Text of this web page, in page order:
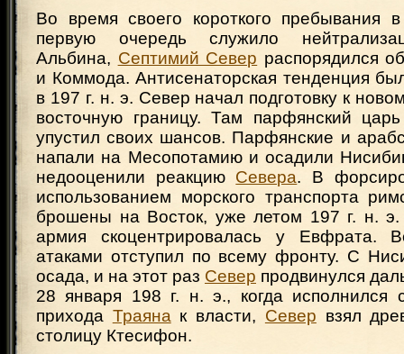
Во время своего короткого пребывания
первую очередь служило
Альбина, Септимий Север распорядился
и Коммода. Антисенаторская тенденция
в 197 г. н. э. Север начал подготовку к
восточную границу. Там парфянский
упустил своих шансов. Парфянские и
напали на Месопотамию и осадили
недооценили реакцию Севера. В
использованием морского транспорта
брошены на Восток, уже летом 197 г. н.
армия скоцентрировалась у Евфрата.
атаками отступил по всему фронту. С
осада, и на этот раз Север продвинулся
28 января 198 г. н. э., когда исполнился
прихода Траяна к власти, Север взял
столицу Ктесифон.